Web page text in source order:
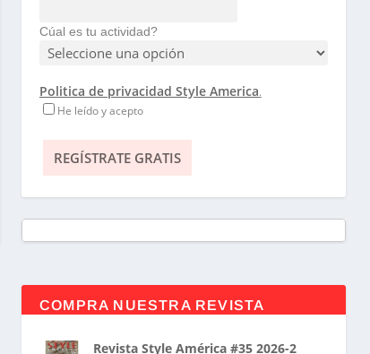
Cúal es tu actividad?
Politica de privacidad Style America.
He leído y acepto
COMPRA NUESTRA REVISTA
Revista Style América #35 2026-2